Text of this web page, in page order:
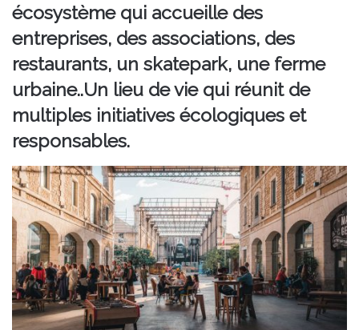
écosystème qui accueille des
entreprises, des associations, des
restaurants, un skatepark, une ferme
urbaine..Un lieu de vie qui réunit de
multiples initiatives écologiques et
responsables.